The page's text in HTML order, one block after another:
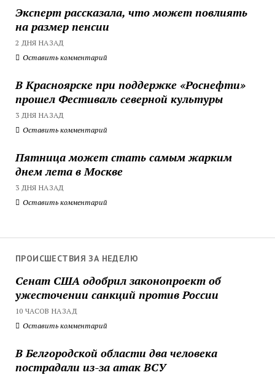
Эксперт рассказала, что может повлиять
на размер пенсии
2 ДНЯ НАЗАД
Оставить комментарий
В Красноярске при поддержке «Роснефти»
прошел Фестиваль северной культуры
3 ДНЯ НАЗАД
Оставить комментарий
Пятница может стать самым жарким
днем лета в Москве
3 ДНЯ НАЗАД
Оставить комментарий
ПРОИСШЕСТВИЯ ЗА НЕДЕЛЮ
Сенат США одобрил законопроект об
ужесточении санкций против России
10 ЧАСОВ НАЗАД
Оставить комментарий
В Белгородской области два человека
пострадали из-за атак ВСУ